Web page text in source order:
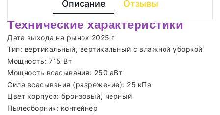
Описание Отзывы
Технические характеристики
Дата выхода на рынок 2025 г
Тип: вертикальный, вертикальный с влажной уборкой
Мощность: 715 Вт
Мощность всасывания: 250 аВт
Сила всасывания (разрежение): 25 кПа
Цвет корпуса: бронзовый, черный
Пылесборник: контейнер